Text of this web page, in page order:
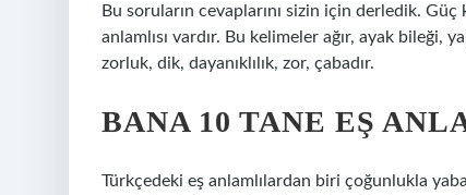
Bu soruların cevaplarını sizin için derledik.
anlamlısı vardır. Bu kelimeler ağır, ayak bileği,
zorluk, dik, dayanıklılık, zor, çabadır.
BANA 10 TANE EŞ
Türkçedeki eş anlamlılardan biri çoğunlukla